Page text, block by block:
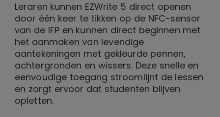
Leraren kunnen EZWrite 5 direct openen
door één keer te tikken op de NFC-sensor
van de IFP en kunnen direct beginnen met
het aanmaken van levendige
aantekeningen met gekleurde pennen,
achtergronden en wissers. Deze snelle en
eenvoudige toegang stroomlijnt de lessen
en zorgt ervoor dat studenten blijven
opletten.